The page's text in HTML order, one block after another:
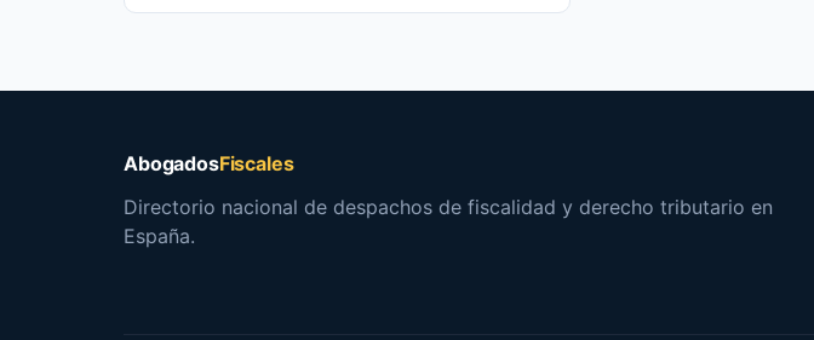
AbogadosFiscales
Directorio nacional de despachos de fiscalidad y derecho tributario en
España.